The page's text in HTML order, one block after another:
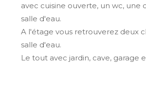
avec cuisine ouverte, un wc, une
salle d'eau.
A l'étage vous retrouverez deux
salle d'eau.
Le tout avec jardin, cave, garage